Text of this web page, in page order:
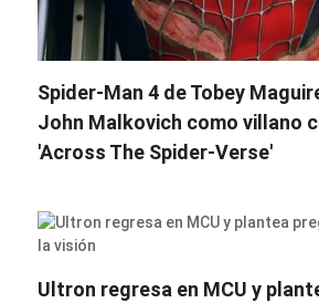
Spider-Man 4 de Tobey
John Malkovich como villano
'Across The Spider-Verse'
Ultron regresa en MCU y